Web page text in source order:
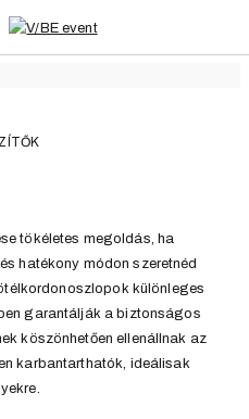
tökéletes megoldás, ha
hatékony módon szeretnéd
különleges
garantálják a biztonságos
köszönhetően ellenállnak az
karbantarthatók, ideálisak